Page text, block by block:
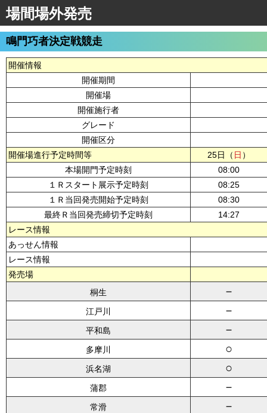
場間場外発売
鳴門巧者決定戦競走
開催情報
開催期間
開催場
開催施行者
グレード
開催区分
開催場進行予定時間等
25日（ 日 ）
本場開門予定時刻
08:00
１Ｒスタート展示予定時刻
08:25
１Ｒ当回発売開始予定時刻
08:30
最終Ｒ当回発売締切予定時刻
14:27
レース情報
あっせん情報
レース情報
発売場
桐生
－
江戸川 －
平和島 －
多摩川 ○
浜名湖 ○
蒲郡 －
常滑 －